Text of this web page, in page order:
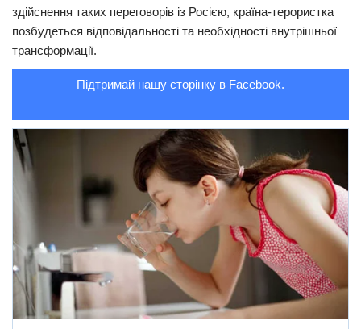
здійснення таких переговорів із Росією, країна-терористка
позбудеться відповідальності та необхідності внутрішньої
трансформації.
Підтримай нашу сторінку в Facebook.